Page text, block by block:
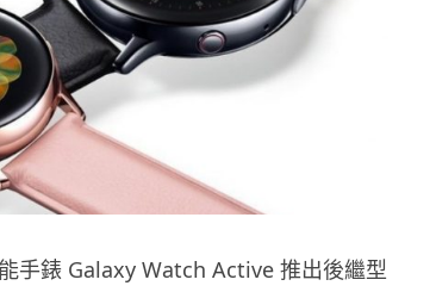
手錶 Galaxy Watch Active 推出後繼型